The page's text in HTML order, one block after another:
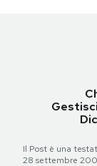
Il Post è una
28 settembre